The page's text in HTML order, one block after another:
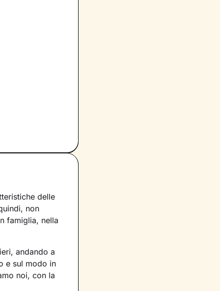
delle
non
famiglia, nella
andando a
e sul modo in
noi, con la